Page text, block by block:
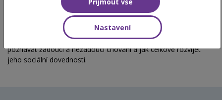
Máte doma, ve školce nebo ve škole nepozorňáčka? Je k tomu i
hyperaktivní? Nebo není? Má potíže přizpůsobit se změnám ve
školce, ve škole? Povíme si, jak podpořit jeho pozornost, jeho
schopnost se přizpůsobit. Dostanete tipy, jak ho naučit
poznávat žádoucí a nežádoucí chování a jak celkově rozvíjet
jeho sociální dovednosti.
Nastavení